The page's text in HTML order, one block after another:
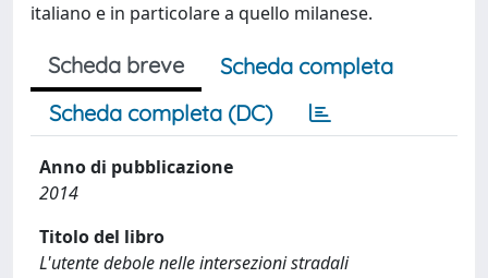
italiano e in particolare a quello milanese.
Scheda breve
Scheda completa
Scheda completa (DC)
Anno di pubblicazione
2014
Titolo del libro
L'utente debole nelle intersezioni stradali